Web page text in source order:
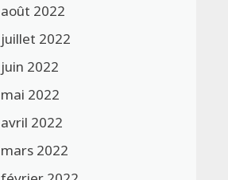
août 2022
juillet 2022
juin 2022
mai 2022
avril 2022
mars 2022